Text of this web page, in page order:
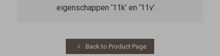
eigenschappen ‘11k’ en ‘11v’.
Back to Product Page